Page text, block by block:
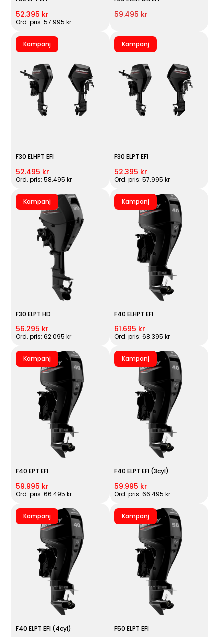
52.395 kr
Ord. pris: 57.995 kr
59.495 kr
Kampanj
F30 ELHPT EFI
52.495 kr
Ord. pris: 58.495 kr
Kampanj
F30 ELPT EFI
52.395 kr
Ord. pris: 57.995 kr
Kampanj
F30 ELPT HD
56.295 kr
Ord. pris: 62.095 kr
Kampanj
F40 ELHPT EFI
61.695 kr
Ord. pris: 68.395 kr
Kampanj
F40 EPT EFI
59.995 kr
Ord. pris: 66.495 kr
Kampanj
F40 ELPT EFI (3cyl)
59.995 kr
Ord. pris: 66.495 kr
Kampanj
F40 ELPT EFI (4cyl)
Kampanj
F50 ELPT EFI